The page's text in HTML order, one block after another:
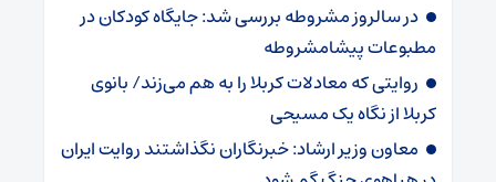
در سالروز مشروطه بررسی شد: جایگاه کودکان در
مطبوعات پیشامشروطه
روایتی که معادلات کربلا را به هم می‌زند/ بانوی
کربلا از نگاه یک مسیحی
معاون وزیر ارشاد: خبرنگاران نگذاشتند روایت ایران